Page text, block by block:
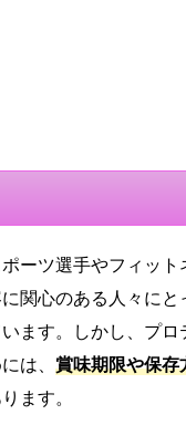
ーツ選手やフィット
関心のある人々にと
ます。しかし、プロ
は、 賞味期限や保存
ます。